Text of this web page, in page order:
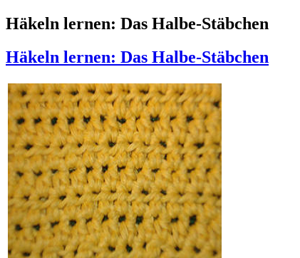
Häkeln lernen: Das Halbe-Stäbchen
Häkeln lernen: Das Halbe-Stäbchen